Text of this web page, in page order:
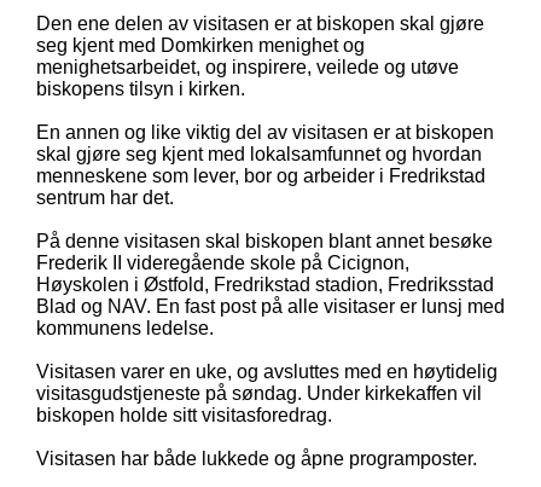
Den ene delen av visitasen er at biskopen skal gjøre
seg kjent med Domkirken menighet og
menighetsarbeidet, og inspirere, veilede og utøve
biskopens tilsyn i kirken.
En annen og like viktig del av visitasen er at biskopen
skal gjøre seg kjent med lokalsamfunnet og hvordan
menneskene som lever, bor og arbeider i Fredrikstad
sentrum har det.
På denne visitasen skal biskopen blant annet besøke
Frederik II videregående skole på Cicignon,
Høyskolen i Østfold, Fredrikstad stadion, Fredriksstad
Blad og NAV. En fast post på alle visitaser er lunsj med
kommunens ledelse.
Visitasen varer en uke, og avsluttes med en høytidelig
visitasgudstjeneste på søndag. Under kirkekaffen vil
biskopen holde sitt visitasforedrag.
Visitasen har både lukkede og åpne programposter.